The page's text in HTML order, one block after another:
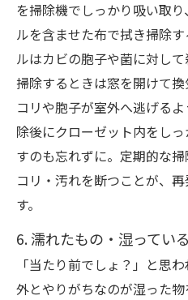
を掃除機でしっかり吸い取
ルを含ませた布で拭き掃除
ルはカビの胞子や菌に対し
掃除するときは窓を開けて
コリや胞子が室外へ逃げる
除後にクローゼット内をし
すのも忘れずに。定期的な
コリ・汚れを断つことが、
す。
6. 濡れたもの・湿ってい
「当たり前でしょ？」と思
外とやりがちなのが湿った